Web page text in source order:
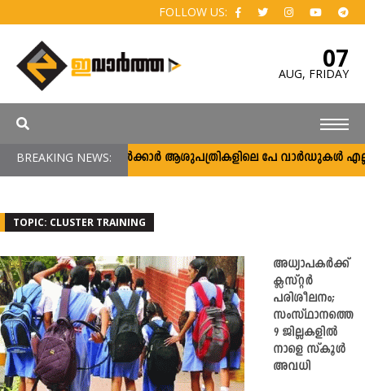
FOLLOW US:
07
AUG, FRIDAY
BREAKING NEWS:സർക്കാർ ആശുപത്രികളിലെ പേ വാർഡുകൾ
TOPIC: CLUSTER TRAINING
അധ്യാപകര്‍ക്ക്
ക്ലസ്റ്റര്‍
പരിശീലനം;
സംസ്ഥാനത്തെ
9 ജില്ലകളില്‍
നാളെ സ്‌കൂള്‍
അവധി